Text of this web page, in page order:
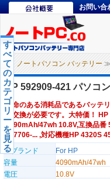
お問い合
ノートパソコン バッテリー
す
べ
て
の
カ
テ
ゴ
リ
ー
を
見
る
HP 592909-421 パソコ
寿命のある消耗品であるバッテ
ー交換が必要です。大特価！
4090mAh/47wh 10.8V,互換品
587706-... ,対応機種HP 4320S
のブランド
For HP
容量
4090mAh/47wh
電圧
10.8V